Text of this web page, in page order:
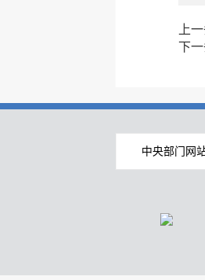
上
下一
中央部门网